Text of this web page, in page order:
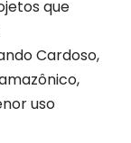
que
Cardoso,
uso